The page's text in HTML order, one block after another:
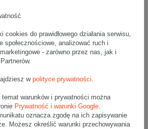
jest z tektury falistej 3-warstwowej, fala C
cookies do prawidłowego działania serwisu,
społecznościowe, analizować ruch i
- zarówno przez nas, jak i
w polityce prywatności.
warunków i prywatności można
Prywatność i warunki Google.
oznacza zgodę na ich zapisywanie
Możesz określić warunki przechowywania